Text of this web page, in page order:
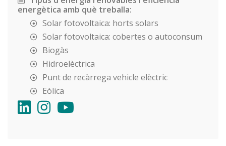
energètica amb què treballa:
Solar fotovoltaica: horts solars
Solar fotovoltaica: cobertes o autoconsum
Biogàs
Hidroelèctrica
Punt de recàrrega vehicle elèctric
Eòlica